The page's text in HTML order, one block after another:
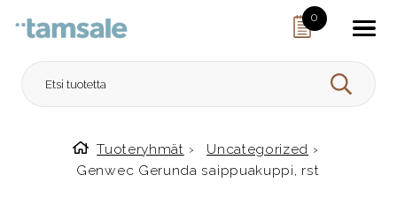
0
HAE
Etusivulle
Tuoteryhmät › Uncategorized ›
Genwec Gerunda saippuakuppi, rst